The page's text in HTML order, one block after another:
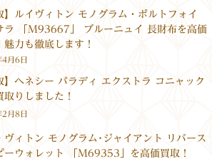
】ルイヴィトン モノグラム・ポルトフォイ
ラ 「M93667」 ブルーニュイ 長財布を高価
魅力も徹底します！
4月6日
】ヘネシー パラディ エクストラ コニャック
取りしました！
2月8日
ヴィトン モノグラム･ジャイアント リバース
ーウォレット 「M69353」を高価買取！